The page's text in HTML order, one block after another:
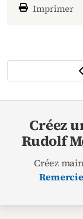
Imprimer
Créez
Rudolf
Créez